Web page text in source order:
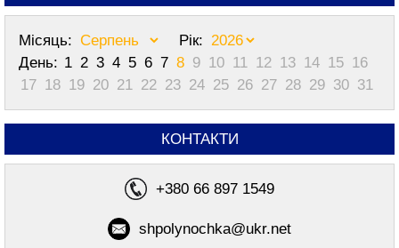
Місяць:
Рік:
День: 1 2 3 4 5 6 7 8 9 10 11 12 13 14 15 16
17 18 19 20 21 22 23 24 25 26 27 28 29 30 31
КОНТАКТИ
+380 66 897 1549
shpolynochka@ukr.net